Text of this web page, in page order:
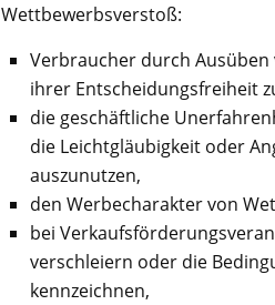
Wettbewerbsverstoß:
Verbraucher durch
ihrer Entscheidungsfreiheit
die geschäftliche
die Leichtgläubigkeit oder
auszunutzen,
den Werbecharakter von
bei
verschleiern oder die
kennzeichnen,